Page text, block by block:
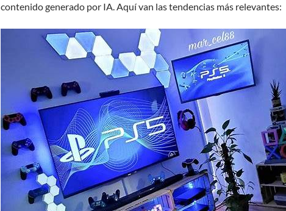
contenido generado por IA. Aquí van las tendencias más relevantes: